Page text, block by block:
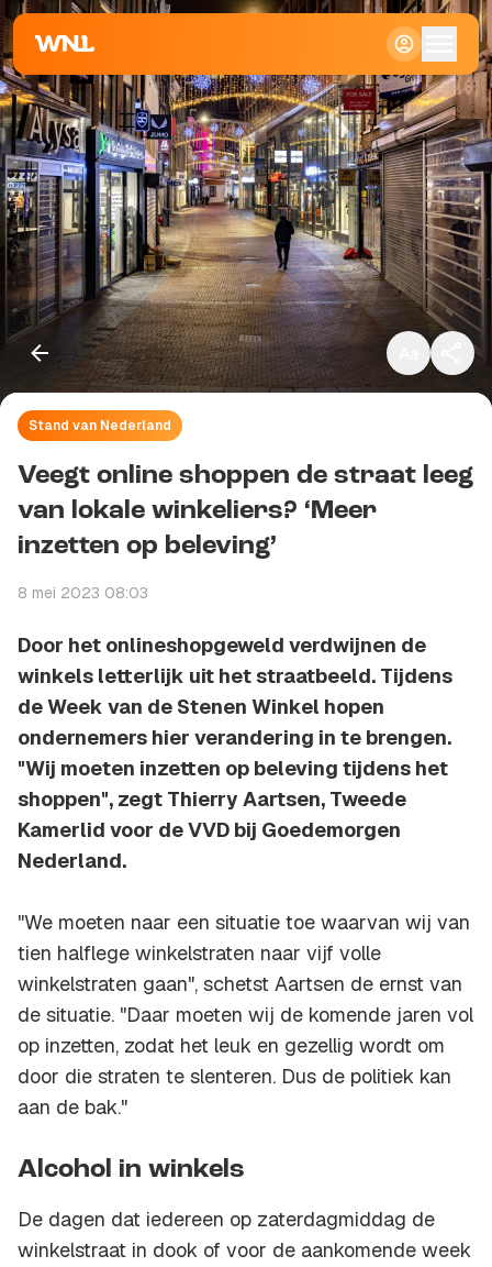
Klein
Standaard
Groot
Stand van Nederland
Veegt online shoppen de straat leeg
van lokale winkeliers? ‘Meer
inzetten op beleving’
8 mei 2023 08:03
Door het onlineshopgeweld verdwijnen de
winkels letterlijk uit het straatbeeld. Tijdens
de Week van de Stenen Winkel hopen
ondernemers hier verandering in te brengen.
"Wij moeten inzetten op beleving tijdens het
shoppen", zegt Thierry Aartsen, Tweede
Kamerlid voor de VVD bij Goedemorgen
Nederland.
"We moeten naar een situatie toe waarvan wij van
tien halflege winkelstraten naar vijf volle
winkelstraten gaan", schetst Aartsen de ernst van
de situatie. "Daar moeten wij de komende jaren vol
op inzetten, zodat het leuk en gezellig wordt om
door die straten te slenteren. Dus de politiek kan
aan de bak."
Alcohol in winkels
De dagen dat iedereen op zaterdagmiddag de
winkelstraat in dook of voor de aankomende week